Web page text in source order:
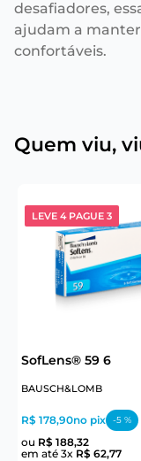
desafiadores,
ajudam a manter
confortáveis.
Quem viu,
LEVE 4 PAGUE 3
SofLens® 59 6
BAUSCH&LOMB
R$ 178,90no pix -5 %
ou R$ 188,32
em até 3x R$ 62,77